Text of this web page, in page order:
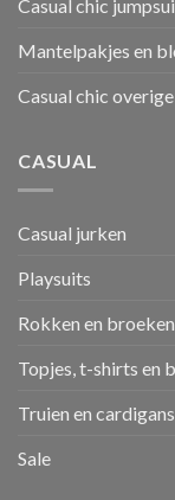
Casual chic
Mantelpakjes en
Casual chic overige
CASUAL
Casual jurken
Playsuits
Rokken en broeken
Topjes, t-shirts en
Truien en cardigans
Sale